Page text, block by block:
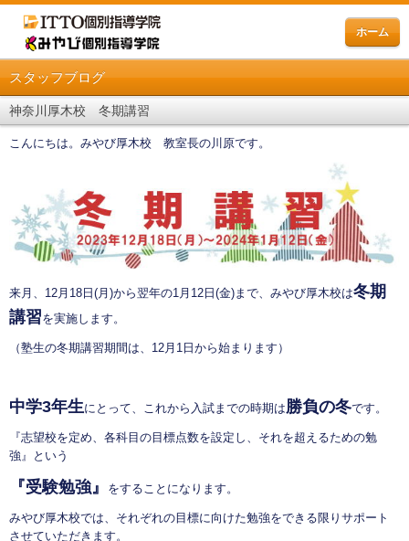
ホーム
スタッフブログ
神奈川厚木校 冬期講習
こんにちは。みやび厚木校 教室長の川原です。
来月、12月18日(月)から翌年の1月12日(金)まで、みやび厚木校は冬期
講習を実施します。
（塾生の冬期講習期間は、12月1日から始まります）
中学3年生にとって、これから入試までの時期は勝負の冬です。
『志望校を定め、各科目の目標点数を設定し、それを超えるための勉
強』という
『受験勉強』 をすることになります。
みやび厚木校では、それぞれの目標に向けた勉強をできる限りサポート
させていただきます。